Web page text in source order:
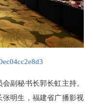
副秘书长郭长虹主持。
明生，福建省广播影视